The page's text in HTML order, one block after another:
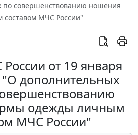
по совершенствованию ношения
МЧС России"
от 19 января
"О дополнительных
одежды личным
МЧС России"